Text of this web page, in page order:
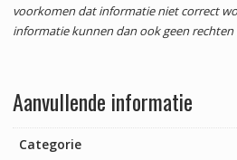
voorkomen dat informatie niet correct
informatie kunnen dan ook geen
Aanvullende informatie
Categorie